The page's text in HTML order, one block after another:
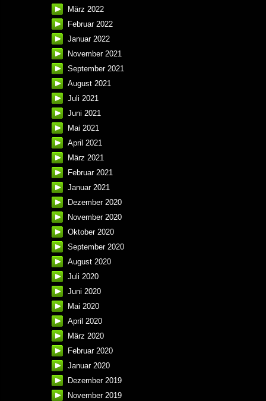
März 2022
Februar 2022
Januar 2022
November 2021
September 2021
August 2021
Juli 2021
Juni 2021
Mai 2021
April 2021
März 2021
Februar 2021
Januar 2021
Dezember 2020
November 2020
Oktober 2020
September 2020
August 2020
Juli 2020
Juni 2020
Mai 2020
April 2020
März 2020
Februar 2020
Januar 2020
Dezember 2019
November 2019